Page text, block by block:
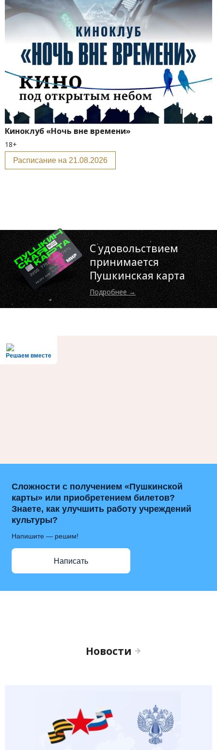
Киноклуб «Ночь вне времени»
18+
Расписание на 21.08.2026
С удовольствием
принимается
Пушкинская карта
Подробнее →
Решаем вместе
Сложности с получением «Пушкинской
карты» или приобретением билетов?
Знаете, как улучшить работу учреждений
культуры?
Напишите — решим!
Написать
Новости